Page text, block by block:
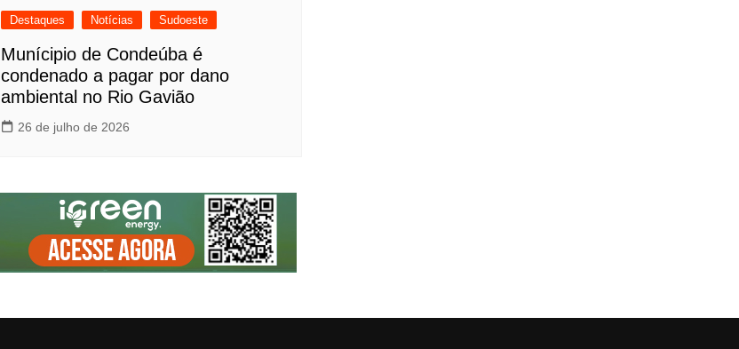
Destaques Notícias Sudoeste
Munícipio de Condeúba é
condenado a pagar por dano
ambiental no Rio Gavião
26 de julho de 2026